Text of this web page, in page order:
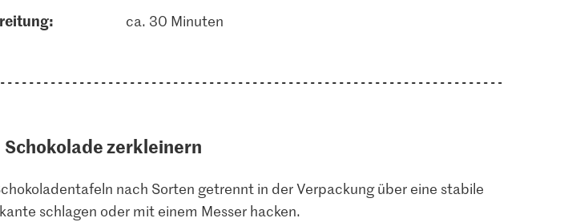
ca. 30 Minuten
Schokolade zerkleinern
nach Sorten getrennt in der Verpackung über eine stabile
schlagen oder mit einem Messer hacken.